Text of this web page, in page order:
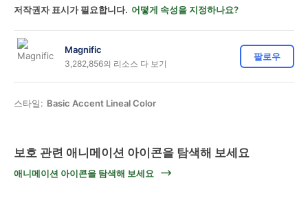
저작권자 표시가 필요합니다. 어떻게 속성을 지정하나요?
Magnific
3,282,856의 리소스 다 보기
팔로우
스타일: Basic Accent Lineal Color
보호 관련 애니메이션 아이콘을 탐색해 보세요
애니메이션 아이콘을 탐색해 보세요